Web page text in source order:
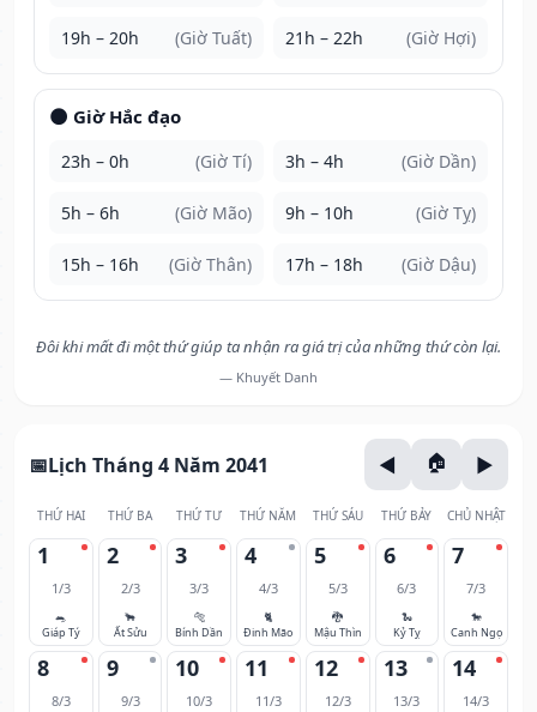
19h – 20h (Giờ Tuất) 21h – 22h (Giờ Hợi)
🌑 Giờ Hắc đạo
23h – 0h (Giờ Tí) 3h – 4h (Giờ Dần)
5h – 6h (Giờ Mão) 9h – 10h (Giờ Tỵ)
15h – 16h (Giờ Thân) 17h – 18h (Giờ Dậu)
Đôi khi mất đi một thứ giúp ta nhận ra giá trị của những thứ còn lại.
— Khuyết Danh
Lịch Tháng 4 Năm 2041
THỨ HAI THỨ BA THỨ TƯ THỨ NĂM THỨ SÁU THỨ BẢY CHỦ NHẬT
1
1/3
🐀
Giáp Tý
2
2/3
🐂
Ất Sửu
3
3/3
🐅
Bính Dần
4
4/3
🐈
Đinh Mão
5
5/3
🐉
Mậu Thìn
6
6/3
🐍
Kỷ Tỵ
7
7/3
🐎
Canh Ngọ
8
8/3
9
9/3
10
10/3
11
11/3
12
12/3
13
13/3
14
14/3